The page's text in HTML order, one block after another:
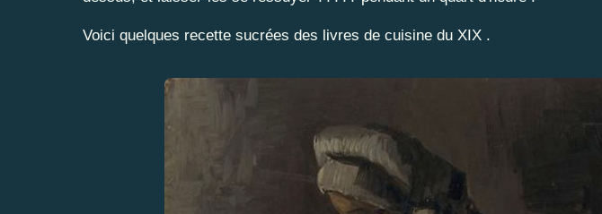
Voici quelques recette sucrées des livres de cuisine du XIX .